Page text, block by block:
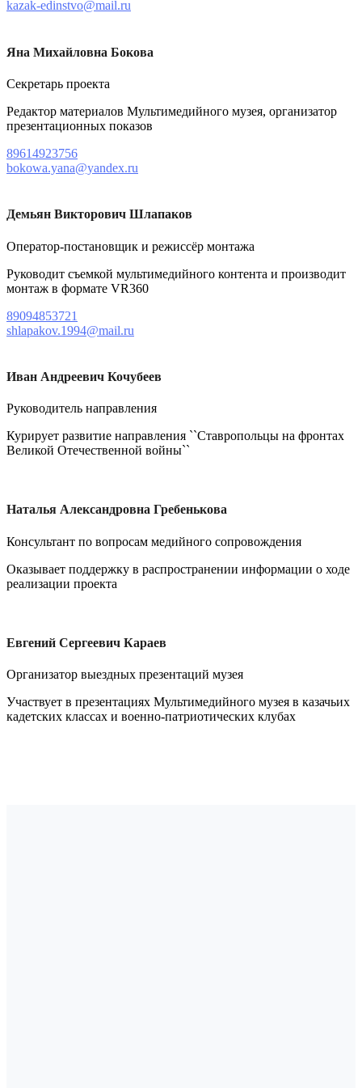
kazak-edinstvo@mail.ru
Яна Михайловна Бокова
Секретарь проекта
Редактор материалов Мультимедийного музея, организатор
презентационных показов
89614923756
bokowa.yana@yandex.ru
Демьян Викторович Шлапаков
Оператор-постановщик и режиссёр монтажа
Руководит съемкой мультимедийного контента и производит
монтаж в формате VR360
89094853721
shlapakov.1994@mail.ru
Иван Андреевич Кочубеев
Руководитель направления
Курирует развитие направления ``Ставропольцы на фронтах
Великой Отечественной войны``
Наталья Александровна Гребенькова
Консультант по вопросам медийного сопровождения
Оказывает поддержку в распространении информации о ходе
реализации проекта
Евгений Сергеевич Караев
Организатор выездных презентаций музея
Участвует в презентациях Мультимедийного музея в казачьих
кадетских классах и военно-патриотических клубах